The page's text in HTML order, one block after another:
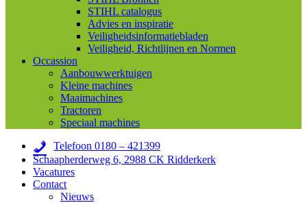
STIHL catalogus
Advies en inspiratie
Veiligheidsinformatiebladen
Veiligheid, Richtlijnen en Normen
Occassion
Aanbouwwerktuigen
Kleine machines
Maaimachines
Tractoren
Speciaal machines
Telefoon 0180 – 421399
Schaapherderweg 6, 2988 CK Ridderkerk
Vacatures
Contact
Nieuws